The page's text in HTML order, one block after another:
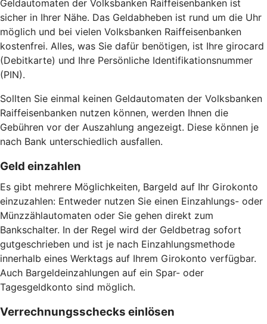
Geldautomaten der Volksbanken Raiffeisenbanken ist
sicher in Ihrer Nähe. Das Geldabheben ist rund um die Uhr
möglich und bei vielen Volksbanken Raiffeisenbanken
kostenfrei. Alles, was Sie dafür benötigen, ist Ihre girocard
(Debitkarte) und Ihre Persönliche Identifikationsnummer
(PIN).
Sollten Sie einmal keinen Geldautomaten der Volksbanken
Raiffeisenbanken nutzen können, werden Ihnen die
Gebühren vor der Auszahlung angezeigt. Diese können je
nach Bank unterschiedlich ausfallen.
Geld einzahlen
Es gibt mehrere Möglichkeiten, Bargeld auf Ihr Girokonto
einzuzahlen: Entweder nutzen Sie einen Einzahlungs- oder
Münzzählautomaten oder Sie gehen direkt zum
Bankschalter. In der Regel wird der Geldbetrag sofort
gutgeschrieben und ist je nach Einzahlungsmethode
innerhalb eines Werktags auf Ihrem Girokonto verfügbar.
Auch Bargeldeinzahlungen auf ein Spar- oder
Tagesgeldkonto sind möglich.
Verrechnungsschecks einlösen